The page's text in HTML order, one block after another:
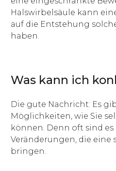
Halswirbelsäule kann
auf die Entstehung
haben.
Was kann ich
Die gute Nachricht: Es
Möglichkeiten, wie Sie
können. Denn oft sind es
Veränderungen, die eine
bringen.